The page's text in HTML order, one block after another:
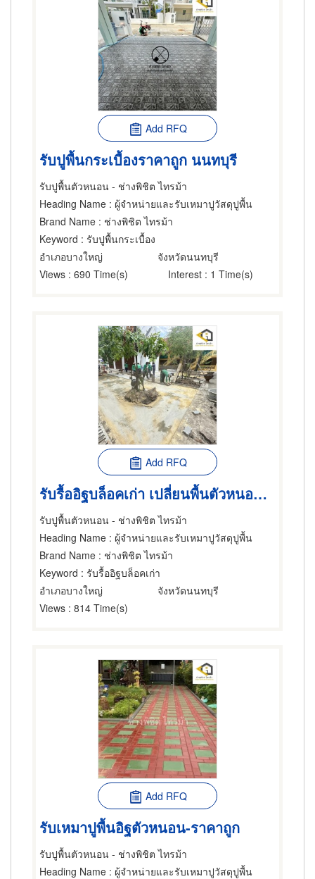
Add RFQ
รับปูพื้นกระเบื้องราคาถูก นนทบุรี
รับปูพื้นตัวหนอน - ช่างพิชิต ไทรม้า
Heading Name : ผู้จำหน่ายและรับเหมาปูวัสดุปูพื้น
Brand Name : ช่างพิชิต ไทรม้า
Keyword : รับปูพื้นกระเบื้อง
อำเภอบางใหญ่
จังหวัดนนทบุรี
Views : 690 Time(s) Interest : 1 Time(s)
Add RFQ
รับรื้ออิฐบล็อคเก่า เปลี่ยนพื้นตัวหนอนใหม่
รับปูพื้นตัวหนอน - ช่างพิชิต ไทรม้า
Heading Name : ผู้จำหน่ายและรับเหมาปูวัสดุปูพื้น
Brand Name : ช่างพิชิต ไทรม้า
Keyword : รับรื้ออิฐบล็อคเก่า
อำเภอบางใหญ่
จังหวัดนนทบุรี
Views : 814 Time(s)
Add RFQ
รับเหมาปูพื้นอิฐตัวหนอน-ราคาถูก
รับปูพื้นตัวหนอน - ช่างพิชิต ไทรม้า
Heading Name : ผู้จำหน่ายและรับเหมาปูวัสดุปูพื้น